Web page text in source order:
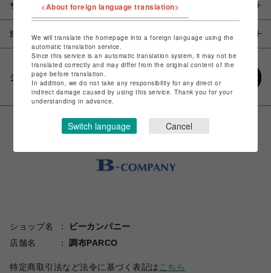
サイズ
注意事項
シェアする
ショップ名
ビーカンパニー
店舗名
調布PARCO
特定商取引法など法令に基づく表記は こちら
<About foreign language translation>
We will translate the homepage into a foreign language using the
automatic translation service.
Since this service is an automatic translation system, it may not be
translated correctly and may differ from the original content of the
page before translation.
In addition, we do not take any responsibility for any direct or
indirect damage caused by using this service. Thank you for your
understanding in advance.
Switch language Cancel